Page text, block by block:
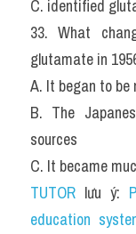
C. identified
33. What
glutamate in
A. It began to
B. The
sources
C. It became
TUTOR lưu ý:
education